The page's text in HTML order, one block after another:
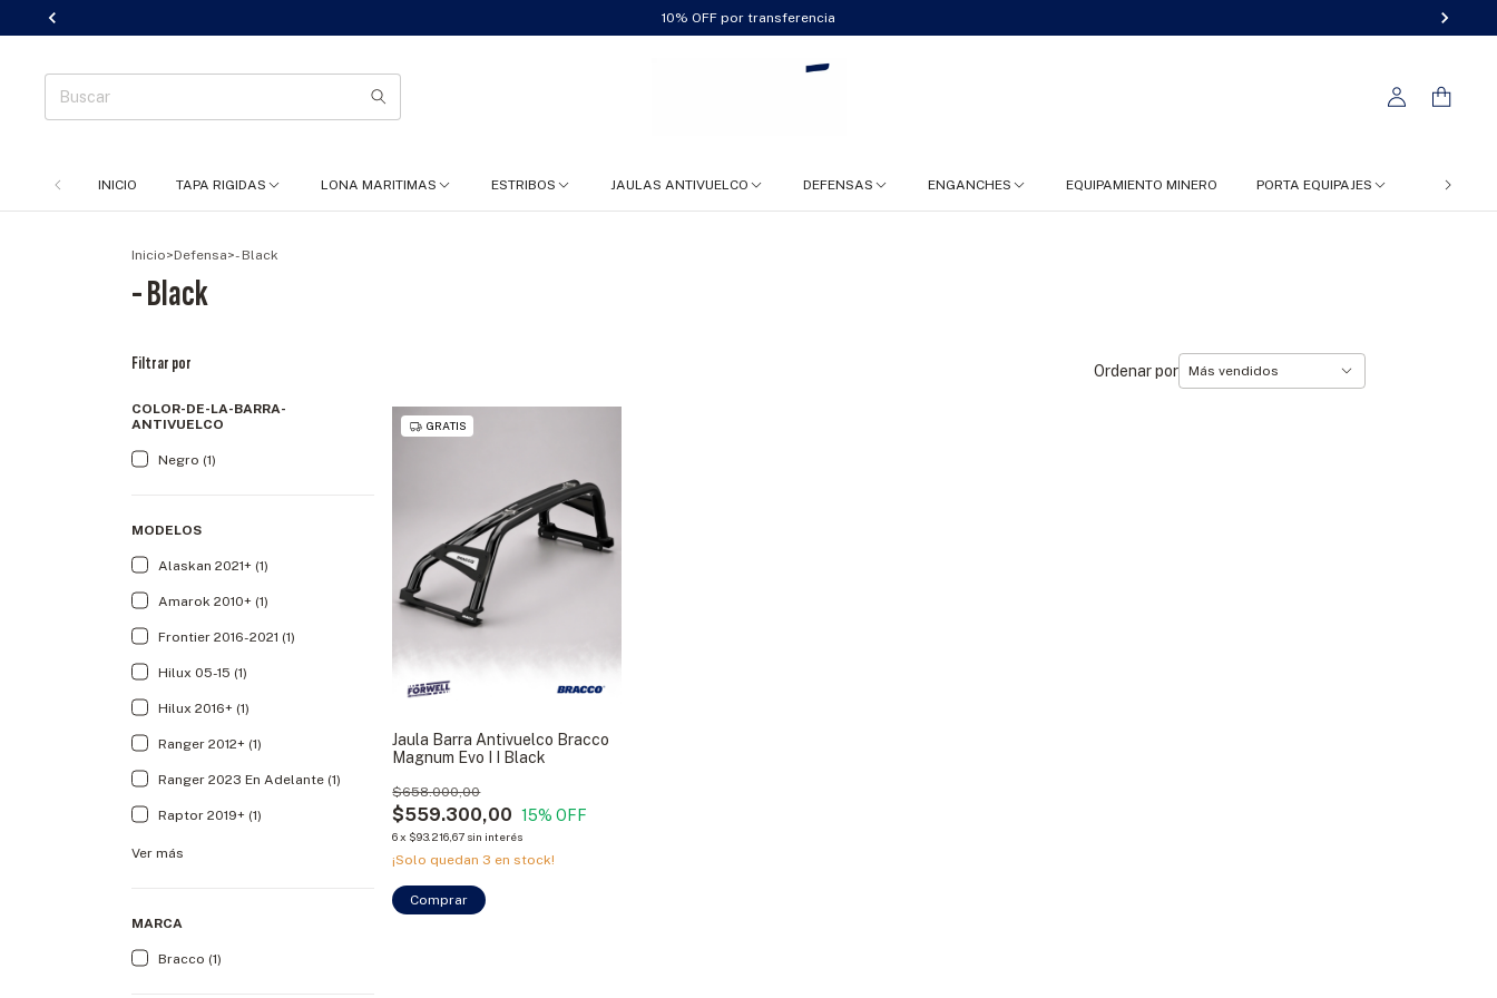
10% OFF por transferencia
INICIO TAPA RIGIDAS LONA MARITIMAS ESTRIBOS JAULAS ANTIVUELCO DEFENSAS ENGANCHES EQUIPAMIENTO MINERO PORTA EQUIPAJES FC 4X4
Inicio>Defensa>- Black
- Black
Filtrar por
COLOR-DE-LA-BARRA-
ANTIVUELCO
Negro (1)
MODELOS
Alaskan 2021+ (1)
Amarok 2010+ (1)
Frontier 2016-2021 (1)
Hilux 05-15 (1)
Hilux 2016+ (1)
Ranger 2012+ (1)
Ranger 2023 En Adelante (1)
Raptor 2019+ (1)
Ver más
MARCA
Bracco (1)
Ordenar por
GRATIS
Jaula Barra Antivuelco Bracco
Magnum Evo I I Black
$559.300,00
$658.000,00
15% OFF
6x $93.216,67 sin interés
¡Solo quedan 3 en stock!
Comprar